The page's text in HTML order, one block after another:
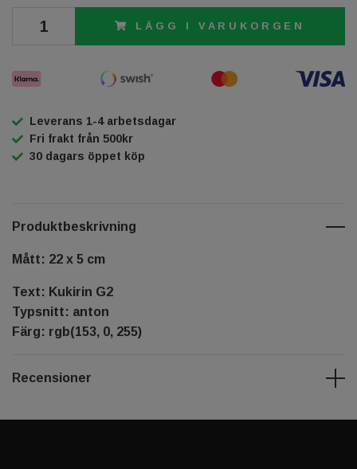
LÄGG I VARUKORGEN
Leverans 1-4 arbetsdagar
Fri frakt från 500kr
30 dagars öppet köp
Produktbeskrivning
Mått: 22 x 5 cm
Text: Kukirin G2
Typsnitt: anton
Färg: rgb(153, 0, 255)
Recensioner